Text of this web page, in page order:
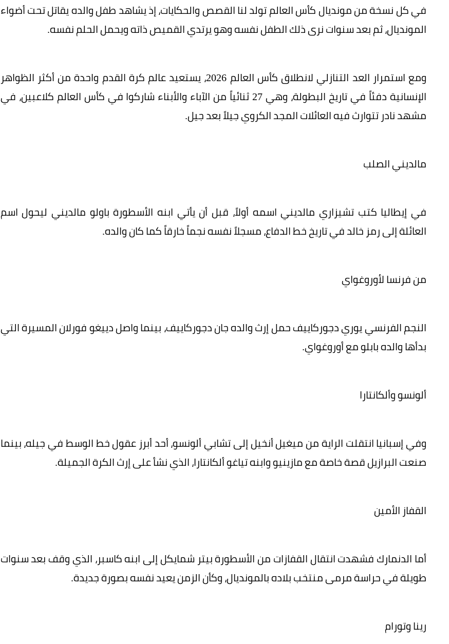
في كل نسخة من مونديال كأس العالم تولد لنا القصص والحكايات، إذ يشاهد طفل والده يقاتل تحت أضواء
المونديال، ثم بعد سنوات نرى ذلك الطفل نفسه وهو يرتدي القميص ذاته ويحمل الحلم نفسه.
ومع استمرار العد التنازلي لانطلاق كأس العالم 2026، يستعيد عالم كرة القدم واحدة من أكثر الظواهر
الإنسانية دفئاً في تاريخ البطولة، وهي 27 ثنائياً من الآباء والأبناء شاركوا في كأس العالم كلاعبين، في
مشهد نادر تتوارث فيه العائلات المجد الكروي جيلاً بعد جيل.
مالديني الصلب
في إيطاليا كتب تشيزاري مالديني اسمه أولاً، قبل أن يأتي ابنه الأسطورة باولو مالديني ليحول اسم
العائلة إلى رمز خالد في تاريخ خط الدفاع، مسجلاً نفسه نجماً خارقاً كما كان والده.
من فرنسا لأوروغواي
النجم الفرنسي يوري دجوركاييف حمل إرث والده جان دجوركاييف، بينما واصل دييغو فورلان المسيرة التي
بدأها والده بابلو مع أوروغواي.
ألونسو وألكانتارا
وفي إسبانيا انتقلت الراية من ميغيل أنخيل إلى تشابي ألونسو، أحد أبرز عقول خط الوسط في جيله، بينما
صنعت البرازيل قصة خاصة مع مازينيو وابنه تياغو ألكانتارا، الذي نشأ على إرث الكرة الجميلة.
القفاز الأمين
أما الدنمارك فشهدت انتقال القفازات من الأسطورة بيتر شمايكل إلى ابنه كاسبر، الذي وقف بعد سنوات
طويلة في حراسة مرمى منتخب بلاده بالمونديال، وكأن الزمن يعيد نفسه بصورة جديدة.
رينا وتورام